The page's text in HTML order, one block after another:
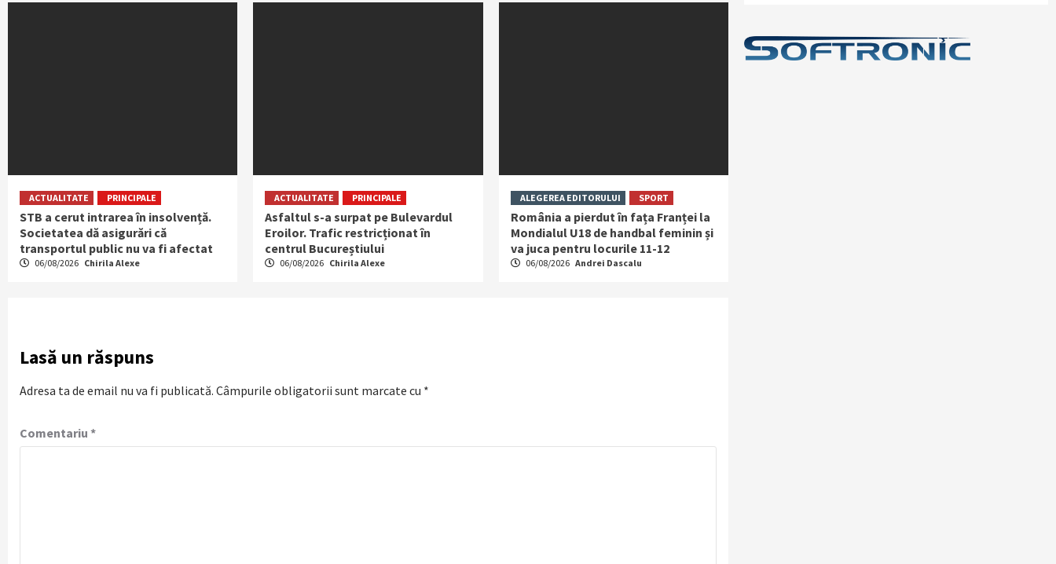
ACTUALITATE PRINCIPALE
STB a cerut intrarea în insolvență.
Societatea dă asigurări că
transportul public nu va fi afectat
06/08/2026 Chirila Alexe
ACTUALITATE PRINCIPALE
Asfaltul s-a surpat pe Bulevardul
Eroilor. Trafic restricționat în
centrul Bucureștiului
06/08/2026 Chirila Alexe
ALEGEREA EDITORULUI SPORT
România a pierdut în fața Franței la
Mondialul U18 de handbal feminin și
va juca pentru locurile 11-12
06/08/2026 Andrei Dascalu
Lasă un răspuns
Adresa ta de email nu va fi publicată. Câmpurile obligatorii sunt marcate cu *
Comentariu *